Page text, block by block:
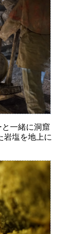
と一緒に洞窟
岩塩を地上に